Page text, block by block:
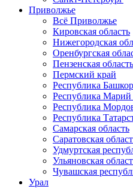
Приволжье
Всё Приволжье
Кировская область
Нижегородская
Оренбургская
Пензенская область
Пермский край
Республика
Республика
Республика
Республика
Самарская область
Саратовская
Удмуртская
Ульяновская
Чувашская
Урал